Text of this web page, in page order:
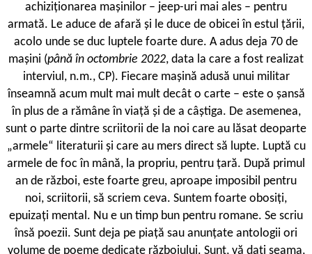
achiziționarea mașinilor – jeep-uri mai ales – pentru
armată. Le aduce de afară și le duce de obicei în estul țării,
acolo unde se duc luptele foarte dure. A adus deja 70 de
mașini (până în octombrie 2022, data la care a fost realizat
interviul, n.m., CP). Fiecare mașină adusă unui militar
înseamnă acum mult mai mult decât o carte – este o șansă
în plus de a rămâne în viață și de a câștiga. De asemenea,
sunt o parte dintre scriitorii de la noi care au lăsat deoparte
„armele“ literaturii și care au mers direct să lupte. Luptă cu
armele de foc în mână, la propriu, pentru țară. După primul
an de război, este foarte greu, aproape imposibil pentru
noi, scriitorii, să scriem ceva. Suntem foarte obosiți,
epuizați mental. Nu e un timp bun pentru romane. Se scriu
însă poezii. Sunt deja pe piață sau anunțate antologii ori
volume de poeme dedicate războiului. Sunt, vă dați seama,